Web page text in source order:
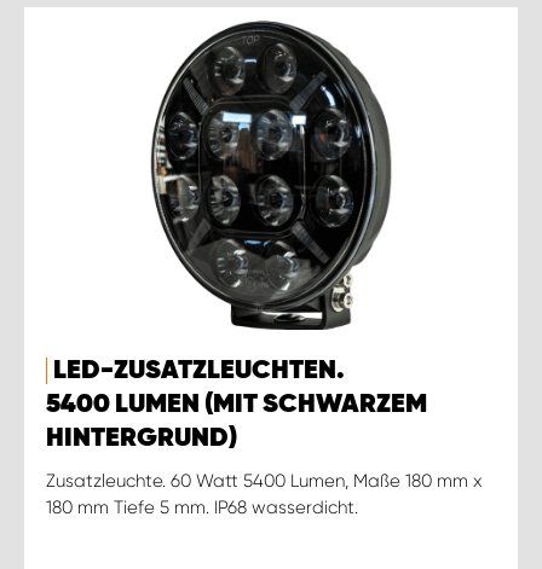
LED-ZUSATZLEUCHTEN.
5400 LUMEN (MIT SCHWARZEM
HINTERGRUND)
Zusatzleuchte. 60 Watt 5400 Lumen, Maße 180 mm x
180 mm Tiefe 5 mm. IP68 wasserdicht.